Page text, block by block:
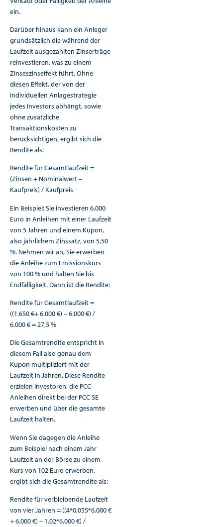
ein.
Darüber hinaus kann ein Anleger
grundsätzlich die während der
Laufzeit ausgezahlten Zinserträge
reinvestieren, was zu einem
Zinseszinseffekt führt. Ohne
diesen Effekt, der von der
individuellen Anlagestrategie
jedes Investors abhängt, sowie
ohne zusätzliche
Transaktionskosten zu
berücksichtigen, ergibt sich die
Rendite als:
Rendite für Gesamtlaufzeit =
(Zinsen + Nominalwert –
Kaufpreis) / Kaufpreis
Ein Beispiel: Sie investieren 6.000
Euro in Anleihen mit einer Laufzeit
von 5 Jahren und einem Kupon,
also jährlichem Zinssatz, von 5,50
%. Nehmen wir an, Sie erwerben
die Anleihe zum Emissionskurs
von 100 % und halten Sie bis
Endfälligkeit. Dann ist die Rendite:
Rendite für Gesamtlaufzeit =
((1.650 €+ 6.000 €) – 6.000 €) /
6.000 € = 27,5 %
Die Gesamtrendite entspricht in
diesem Fall also genau dem
Kupon multipliziert mit der
Laufzeit in Jahren. Diese Rendite
erzielen Investoren, die PCC-
Anleihen direkt bei der PCC SE
erwerben und über die gesamte
Laufzeit halten.
Wenn Sie dagegen die Anleihe
zum Beispiel nach einem Jahr
Laufzeit an der Börse zu einem
Kurs von 102 Euro erwerben,
ergibt sich die Gesamtrendite als:
Rendite für verbleibende Laufzeit
von vier Jahren = ((4*0,055*6.000 €
+ 6.000 €) – 1,02*6.000 €) /